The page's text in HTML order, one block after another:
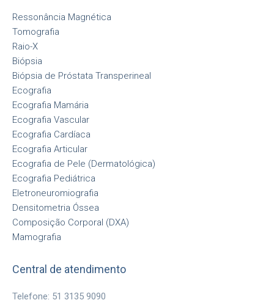
Ressonância Magnética
Tomografia
Raio-X
Biópsia
Biópsia de Próstata Transperineal
Ecografia
Ecografia Mamária
Ecografia Vascular
Ecografia Cardíaca
Ecografia Articular
Ecografia de Pele (Dermatológica)
Ecografia Pediátrica
Eletroneuromiografia
Densitometria Óssea
Composição Corporal (DXA)
Mamografia
Central de atendimento
Telefone: 51 3135 9090